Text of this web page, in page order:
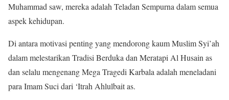
Muhammad saw, mereka adalah Teladan Sempurna dalam semua
aspek kehidupan.
Di antara motivasi penting yang mendorong kaum Muslim Syi’ah
dalam melestarikan Tradisi Berduka dan Meratapi Al Husain as
dan selalu mengenang Mega Tragedi Karbala adalah meneladani
para Imam Suci dari ‘Itrah Ahlulbait as.